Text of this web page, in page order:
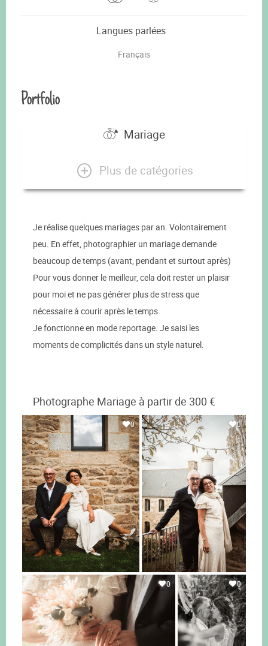
Langues parlées
Français
Portfolio
Mariage
Plus de catégories
Je réalise quelques mariages par an. Volontairement
peu. En effet, photographier un mariage demande
beaucoup de temps (avant, pendant et surtout après)
Pour vous donner le meilleur, cela doit rester un plaisir
pour moi et ne pas générer plus de stress que
nécessaire à courir après le temps.
Je fonctionne en mode reportage. Je saisi les
moments de complicités dans un style naturel.
Photographe Mariage à partir de 300 €
0 0
0 0